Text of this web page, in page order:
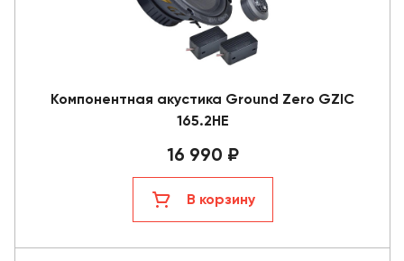
Компонентная акустика Ground Zero GZIC
165.2HE
16 990 ₽
В корзину